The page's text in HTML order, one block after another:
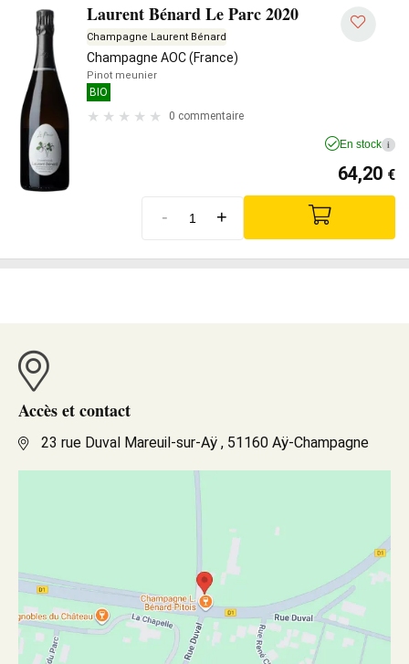
Laurent Bénard Le Parc 2020
Champagne Laurent Bénard
Champagne AOC (France)
Pinot meunier
BIO
0 commentaire
En stock i
64,20 €
- +
Accès et contact
23 rue Duval Mareuil-sur-Aÿ , 51160 Aÿ-Champagne